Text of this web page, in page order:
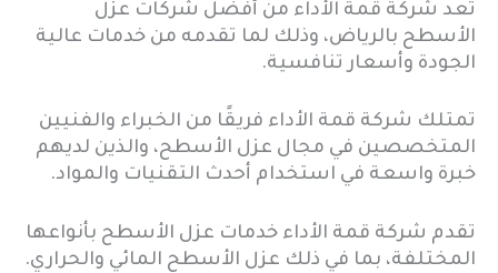
تعد شركة قمة الأداء من أفضل شركات عزل
الأسطح بالرياض، وذلك لما تقدمه من خدمات عالية
الجودة وأسعار تنافسية.
تمتلك شركة قمة الأداء فريقًا من الخبراء والفنيين
المتخصصين في مجال عزل الأسطح، والذين لديهم
خبرة واسعة في استخدام أحدث التقنيات والمواد.
تقدم شركة قمة الأداء خدمات عزل الأسطح بأنواعها
المختلفة، بما في ذلك عزل الأسطح المائي والحراري.